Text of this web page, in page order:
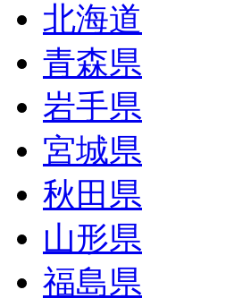
北海道
青森県
岩手県
宮城県
秋田県
山形県
福島県